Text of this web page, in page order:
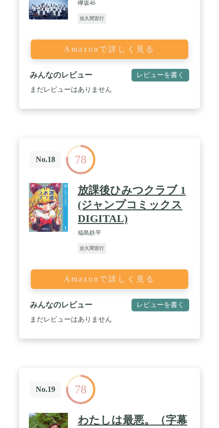
欅坂46
佐久間宣行
Amazonで詳しく見る
みんなのレビュー レビューを書く
まだレビューはありません
No.18 78
放課後ひみつクラブ 1
(ジャンプコミックス
DIGITAL)
福島鉄平
佐久間宣行
Amazonで詳しく見る
みんなのレビュー レビューを書く
まだレビューはありません
No.19 78
わたしは最悪。（字幕